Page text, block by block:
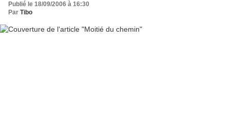
Publié le 18/09/2006 à 16:30
Par Tibo